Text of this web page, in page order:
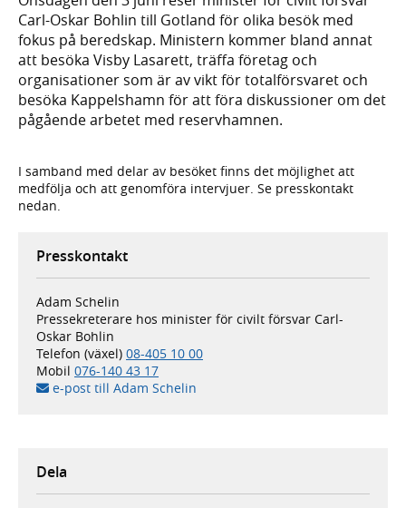
Carl-Oskar Bohlin till Gotland för olika besök med
fokus på beredskap. Ministern kommer bland annat
att besöka Visby Lasarett, träffa företag och
organisationer som är av vikt för totalförsvaret och
besöka Kappelshamn för att föra diskussioner om det
pågående arbetet med reservhamnen.
I samband med delar av besöket finns det möjlighet att
medfölja och att genomföra intervjuer. Se presskontakt
nedan.
Presskontakt
Adam Schelin
Pressekreterare hos minister för civilt försvar Carl-
Oskar Bohlin
Telefon (växel) 08-405 10 00
Mobil 076-140 43 17
e-post till Adam Schelin
Dela